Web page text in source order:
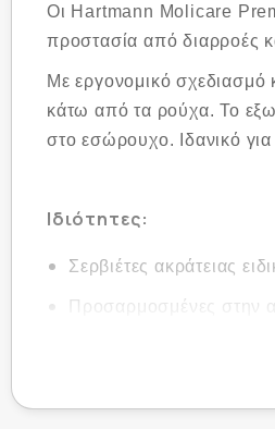
Οι Hartmann Molicare
προστασία από διαρροές
Με εργονομικό σχεδιασμό
κάτω από τα ρούχα. Το
στο εσώρουχο. Ιδανικό
Ιδιότητες:
Σερβιέτες ακράτειας
Προσαρμοσμένες στην